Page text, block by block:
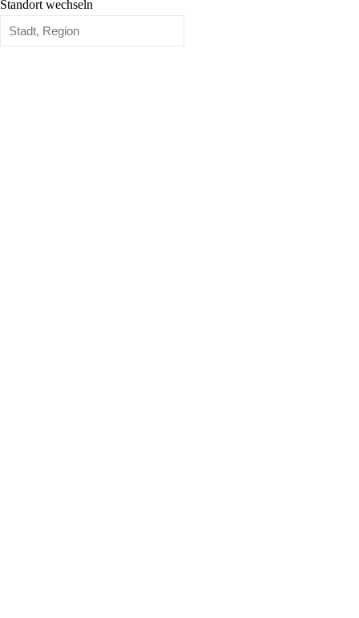
Standort wechseln